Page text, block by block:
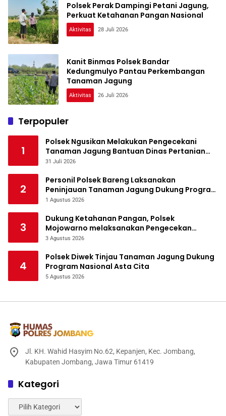
Polsek Perak Dampingi Petani Jagung,
Perkuat Ketahanan Pangan Nasional
Aktivitas 28 Juli 2026
Kanit Binmas Polsek Bandar
Kedungmulyo Pantau Perkembangan
Tanaman Jagung
Aktivitas 26 Juli 2026
Terpopuler
1
Polsek Ngusikan Melakukan Pengecekani
Tanaman Jagung Bantuan Dinas Pertanian
melalui Polres Jombang
31 Juli 2026
2
Personil Polsek Bareng Laksanakan
Peninjauan Tanaman Jagung Dukung Program
Ketahanan Pangan
1 Agustus 2026
3
Dukung Ketahanan Pangan, Polsek
Mojowarno melaksanakan Pengecekan
Tanaman Jagung
3 Agustus 2026
4
Polsek Diwek Tinjau Tanaman Jagung Dukung
Program Nasional Asta Cita
5 Agustus 2026
Jl. KH. Wahid Hasyim No.62, Kepanjen, Kec. Jombang,
Kabupaten Jombang, Jawa Timur 61419
Kategori
Kategori